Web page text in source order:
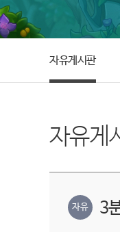
자유게시판
자유게
자유 3